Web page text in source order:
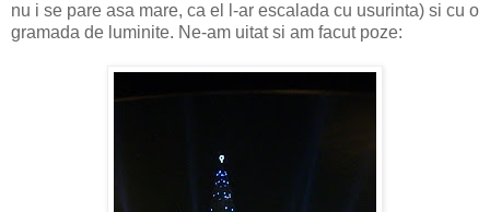
nu i se pare asa mare, ca el l-ar escalada cu usurinta) si cu o
gramada de luminite. Ne-am uitat si am facut poze: